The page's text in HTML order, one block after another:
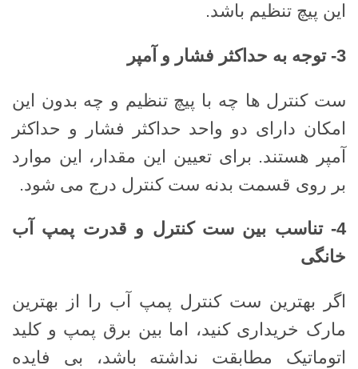
این پیچ تنظیم باشد.
3- توجه به حداکثر فشار و آمپر
ست کنترل ها چه با پیچ تنظیم و چه بدون این
امکان دارای دو واحد حداکثر فشار و حداکثر
آمپر هستند. برای تعیین این مقدار، این موارد
بر روی قسمت بدنه ست کنترل درج می شود.
4-
تناسب بین ست کنترل و قدرت پمپ آب
خانگی
اگر بهترین ست کنترل پمپ آب را از بهترین
مارک خریداری کنید، اما بین برق پمپ و کلید
اتوماتیک مطابقت نداشته باشد، بی فایده